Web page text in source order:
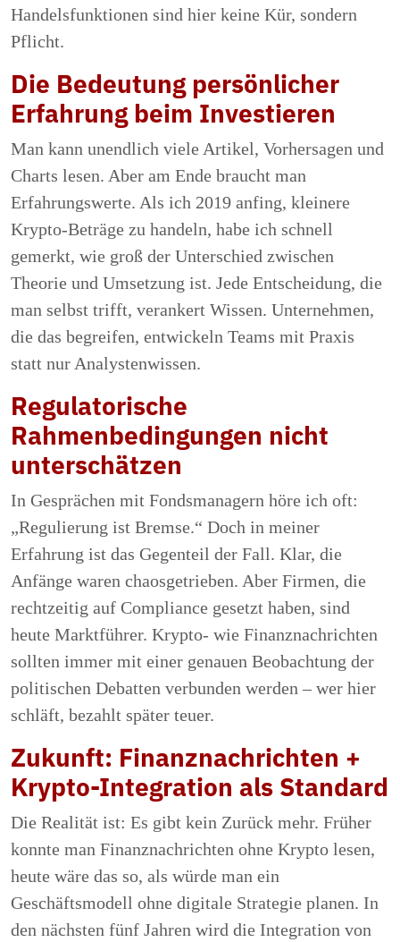
Handelsfunktionen sind hier keine Kür, sondern
Pflicht.
Die Bedeutung persönlicher
Erfahrung beim Investieren
Man kann unendlich viele Artikel, Vorhersagen und
Charts lesen. Aber am Ende braucht man
Erfahrungswerte. Als ich 2019 anfing, kleinere
Krypto-Beträge zu handeln, habe ich schnell
gemerkt, wie groß der Unterschied zwischen
Theorie und Umsetzung ist. Jede Entscheidung, die
man selbst trifft, verankert Wissen. Unternehmen,
die das begreifen, entwickeln Teams mit Praxis
statt nur Analystenwissen.
Regulatorische
Rahmenbedingungen nicht
unterschätzen
In Gesprächen mit Fondsmanagern höre ich oft:
„Regulierung ist Bremse.“ Doch in meiner
Erfahrung ist das Gegenteil der Fall. Klar, die
Anfänge waren chaosgetrieben. Aber Firmen, die
rechtzeitig auf Compliance gesetzt haben, sind
heute Marktführer. Krypto- wie Finanznachrichten
sollten immer mit einer genauen Beobachtung der
politischen Debatten verbunden werden – wer hier
schläft, bezahlt später teuer.
Zukunft: Finanznachrichten +
Krypto-Integration als Standard
Die Realität ist: Es gibt kein Zurück mehr. Früher
konnte man Finanznachrichten ohne Krypto lesen,
heute wäre das so, als würde man ein
Geschäftsmodell ohne digitale Strategie planen. In
den nächsten fünf Jahren wird die Integration von